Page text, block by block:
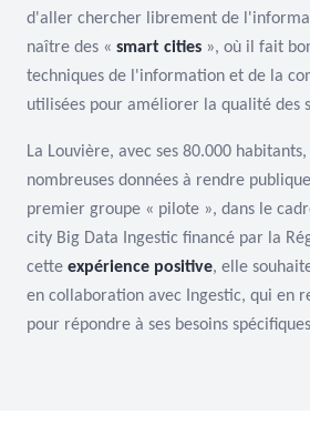
d'aller chercher librement de
naître des « smart cities », où il fait
techniques de l'information et de la
utilisées pour améliorer la qualité des
La Louvière, avec ses 80.000
nombreuses données à rendre
premier groupe « pilote », dans le
city Big Data Ingestic financé par la
cette expérience positive, elle
en collaboration avec Ingestic, qui en
pour répondre à ses besoins